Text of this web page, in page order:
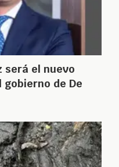
será el nuevo
gobierno de De